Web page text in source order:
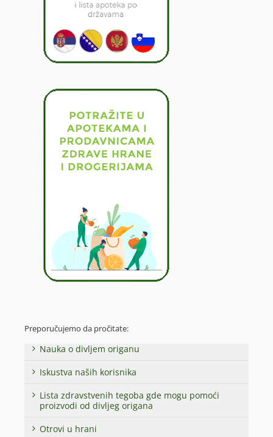
Preporučujemo da pročitate:
Nauka o divljem origanu
Iskustva naših korisnika
Lista zdravstvenih tegoba gde mogu pomoći
proizvodi od divljeg origana
Otrovi u hrani